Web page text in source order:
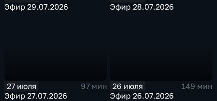
Эфир 29.07.2026
Эфир 28.07.2026
27 июля
97 мин
Эфир 27.07.2026
26 июля
149 мин
Эфир 26.07.2026